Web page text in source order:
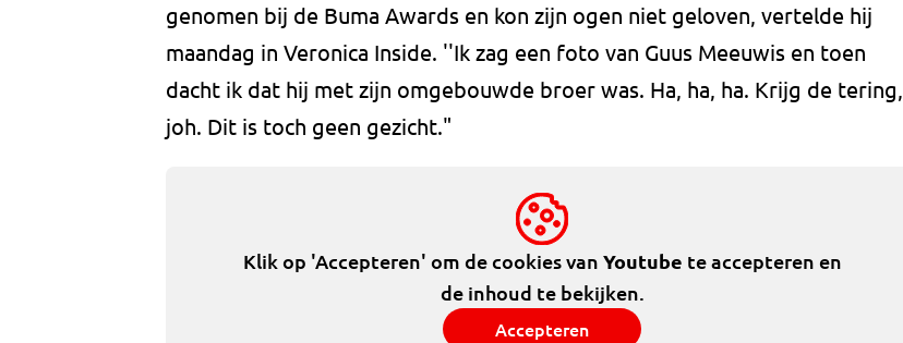
genomen bij de Buma Awards en kon zijn ogen niet geloven, vertelde hij
maandag in Veronica Inside. ''Ik zag een foto van Guus Meeuwis en toen
dacht ik dat hij met zijn omgebouwde broer was. Ha, ha, ha. Krijg de tering,
joh. Dit is toch geen gezicht."
Klik op 'Accepteren' om de cookies van Youtube te accepteren en
de inhoud te bekijken.
Accepteren